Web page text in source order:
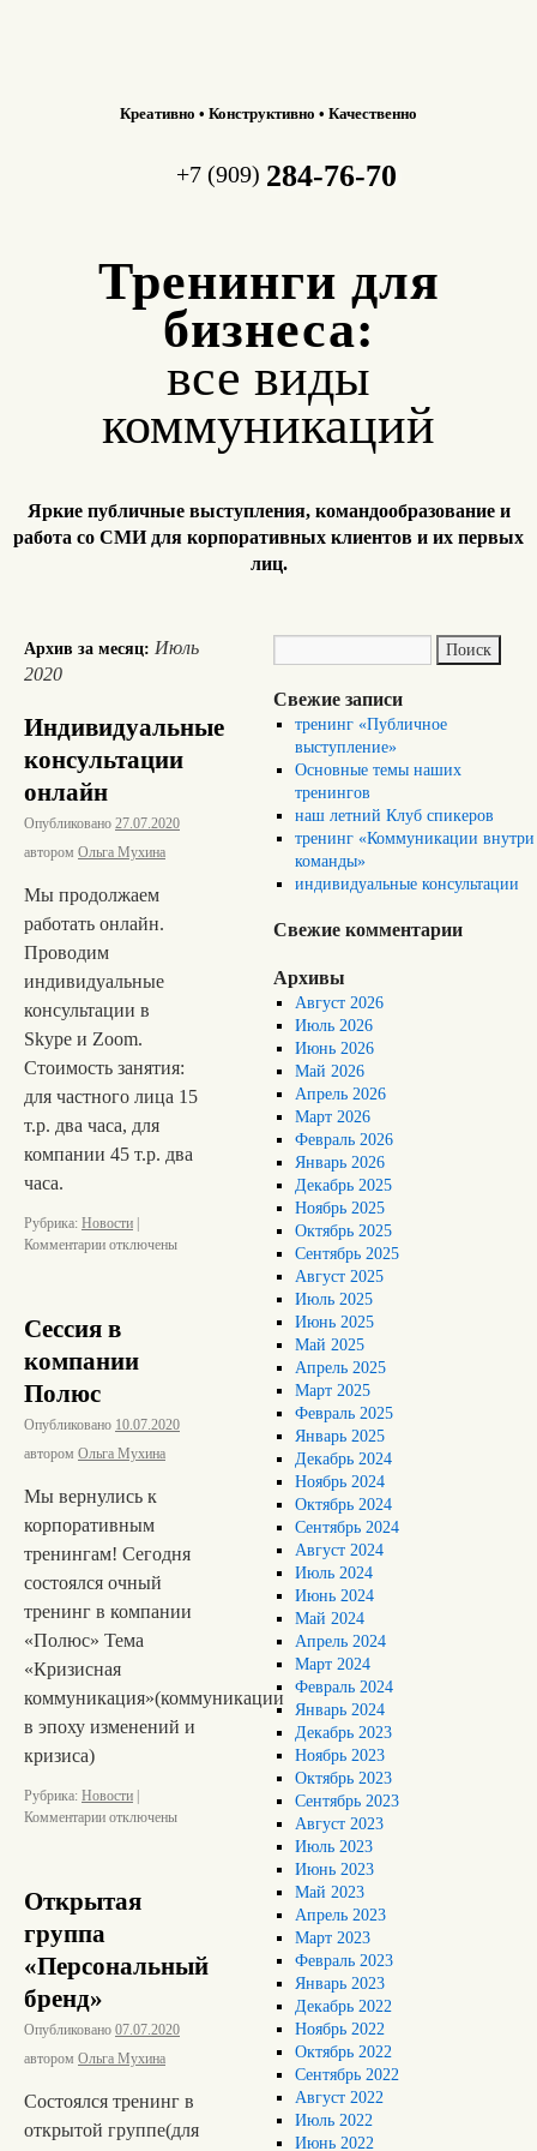
Креативно • Конструктивно • Качественно
+7 (909) 284-76-70
Тренинги для
бизнеса:
все виды
коммуникаций
Яркие публичные выступления, командообразование и
работа со СМИ для корпоративных клиентов и их первых
лиц.
Архив за месяц: Июль
2020
Индивидуальные
консультации
онлайн
Опубликовано 27.07.2020
автором Ольга Мухина
Мы продолжаем
работать онлайн.
Проводим
индивидуальные
консультации в
Skype и Zoom.
Стоимость занятия:
для частного лица 15
т.р. два часа, для
компании 45 т.р. два
часа.
Рубрика: Новости
Комментарии отключены
Сессия в
компании
Полюс
Опубликовано 10.07.2020
автором Ольга Мухина
Мы вернулись к
корпоративным
тренингам! Сегодня
состоялся очный
тренинг в компании
«Полюс» Тема
«Кризисная
коммуникация»(коммуникации
в эпоху изменений и
кризиса)
Рубрика: Новости
Комментарии отключены
Открытая
группа
«Персональный
бренд»
Опубликовано 07.07.2020
автором Ольга Мухина
Состоялся тренинг в
открытой группе(для
Свежие записи
тренинг «Публичное
выступление»
Основные темы наших
тренингов
наш летний Клуб спикеров
тренинг «Коммуникации внутри
команды»
индивидуальные консультации
Свежие комментарии
Архивы
Август 2026
Июль 2026
Июнь 2026
Май 2026
Апрель 2026
Март 2026
Февраль 2026
Январь 2026
Декабрь 2025
Ноябрь 2025
Октябрь 2025
Сентябрь 2025
Август 2025
Июль 2025
Июнь 2025
Май 2025
Апрель 2025
Март 2025
Февраль 2025
Январь 2025
Декабрь 2024
Ноябрь 2024
Октябрь 2024
Сентябрь 2024
Август 2024
Июль 2024
Июнь 2024
Май 2024
Апрель 2024
Март 2024
Февраль 2024
Январь 2024
Декабрь 2023
Ноябрь 2023
Октябрь 2023
Сентябрь 2023
Август 2023
Июль 2023
Июнь 2023
Май 2023
Апрель 2023
Март 2023
Февраль 2023
Январь 2023
Декабрь 2022
Ноябрь 2022
Октябрь 2022
Сентябрь 2022
Август 2022
Июль 2022
Июнь 2022